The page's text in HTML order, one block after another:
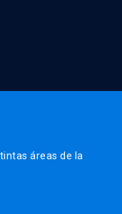
áreas de la